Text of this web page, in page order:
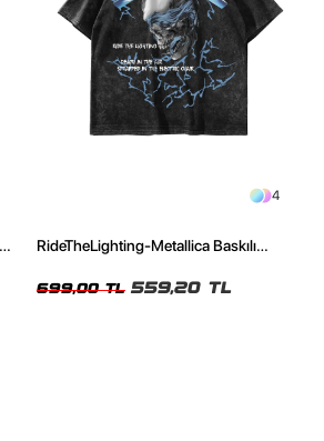
4
RideTheLighting-Metallica Baskılı
699,00 TL 559,20 TL